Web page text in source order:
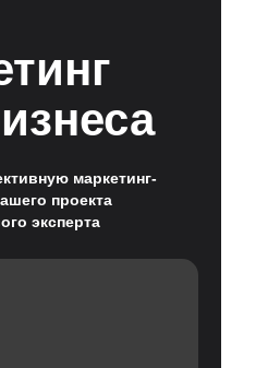
маркетинг-
проекта
эксперта